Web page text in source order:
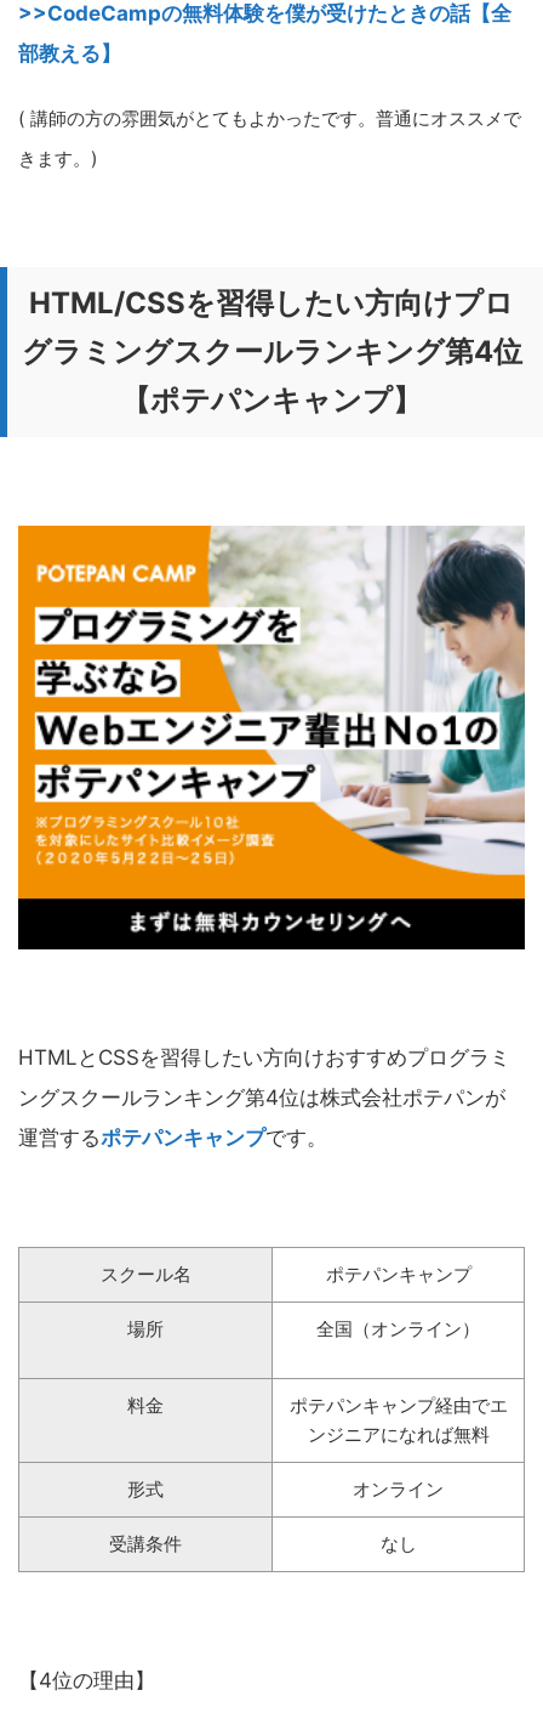
>>CodeCampの無料体験を僕が受けたときの話【全
部教える】
( 講師の方の雰囲気がとてもよかったです。普通にオススメで
きます。)
HTML/CSSを習得したい方向けプロ
グラミングスクールランキング第4位
【ポテパンキャンプ】
HTMLとCSSを習得したい方向けおすすめプログラミ
ングスクールランキング第4位は株式会社ポテパンが
運営するポテパンキャンプです。
スクール名 ポテパンキャンプ
場所 全国（オンライン）
料金
ポテパンキャンプ経由でエ
ンジニアになれば無料
形式 オンライン
受講条件 なし
【4位の理由】